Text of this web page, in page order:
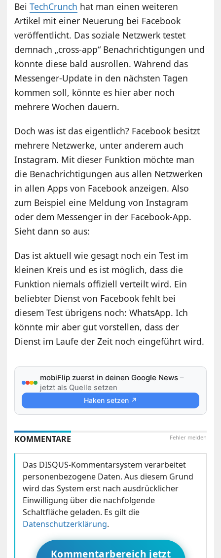
BeiTechCrunch hat man einen weiteren
Artikel mit einer Neuerung bei Facebook
veröffentlicht. Das soziale Netzwerk testet
demnach „cross-app“ Benachrichtigungen und
könnte diese bald ausrollen. Während das
Messenger-Update in den nächsten Tagen
kommen soll, könnte es hier aber noch
mehrere Wochen dauern.
Doch was ist das eigentlich? Facebook besitzt
mehrere Netzwerke, unter anderem auch
Instagram. Mit dieser Funktion möchte man
die Benachrichtigungen aus allen Netzwerken
in allen Apps von Facebook anzeigen. Also
zum Beispiel eine Meldung von Instagram
oder dem Messenger in der Facebook-App.
Sieht dann so aus:
Das ist aktuell wie gesagt noch ein Test im
kleinen Kreis und es ist möglich, dass die
Funktion niemals offiziell verteilt wird. Ein
beliebter Dienst von Facebook fehlt bei
diesem Test übrigens noch: WhatsApp. Ich
könnte mir aber gut vorstellen, dass der
Dienst im Laufe der Zeit noch eingeführt wird.
mobiFlip zuerst in deinen Google News –
jetzt als Quelle setzen
Haken setzen ↗
Fehler melden
KOMMENTARE
Das DISQUS-Kommentarsystem verarbeitet
personenbezogene Daten. Aus diesem Grund
wird das System erst nach ausdrücklicher
Einwilligung über die nachfolgende
Schaltfläche geladen. Es gilt die
Datenschutzerklärung.
Kommentarbereich jetzt